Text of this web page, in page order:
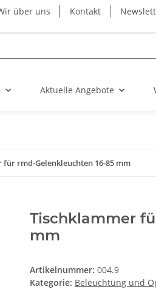
über uns Kontakt
Aktuelle Angebote
für rmd-Gelenkleuchten 16-85 mm
Tischklammer
mm
Artikelnummer: 004.9
Kategorie: Beleuchtung und